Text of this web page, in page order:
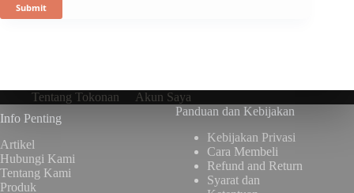
Submit
Tentang Tokonan
Akun Saya
Info Penting
Artikel
Hubungi Kami
Tentang Kami
Produk
Panduan dan Kebijakan
Kebijakan Privasi
Cara Membeli
Refund and Return
Syarat dan